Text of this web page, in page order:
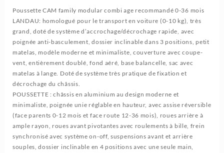
Poussette CAM family modular combi age recommandé 0-36 mois
LANDAU: homologué pour le transport en voiture (0-10 kg), très
grand, doté de système d’accrochage/décrochage rapide, avec
poignée anti-basculement, dossier inclinable dans 3 positions, petit
matelas, modèle moderne et minimaliste, couverture avec coupe-
vent, entièrement doublé, fond aéré, base balancelle, sac avec
matelas à lange. Doté de système très pratique de fixation et
décrochage du châssis.
POUSSETTE : châssis en aluminium au design moderne et
minimaliste, poignée unie réglable en hauteur, avec assise réversible
(face parents 0-12 mois et face route 12-36 mois), roues arrière à
ample rayon, roues avant pivotantes avec roulements à bille, frein
synchronisé avec système on-off, suspensions avant et arrière
souples, dossier inclinable en 4 positions avec une seule main,